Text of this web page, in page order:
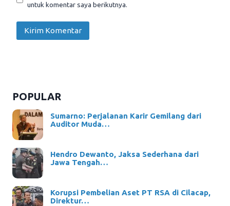
untuk komentar saya berikutnya.
POPULAR
Sumarno: Perjalanan Karir Gemilang dari
Auditor Muda…
Hendro Dewanto, Jaksa Sederhana dari
Jawa Tengah…
Korupsi Pembelian Aset PT RSA di Cilacap,
Direktur…